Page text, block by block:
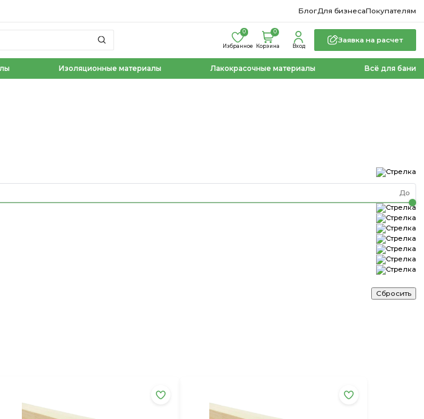
БлогДля бизнесаПокупателям
Избранное
0 0
Корзина Вход
Заявка на расчет
Изоляционные материалы Лакокрасочные материалы Всё для бани